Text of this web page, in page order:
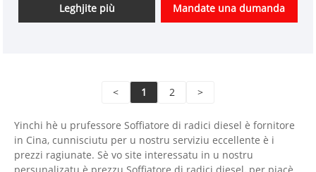
Leghjite più Mandate una dumanda
< 1 2 >
Yinchi hè u prufessore Soffiatore di radici diesel è fornitore
in Cina, cunnisciutu per u nostru serviziu eccellente è i
prezzi ragiunate. Sè vo site interessatu in u nostru